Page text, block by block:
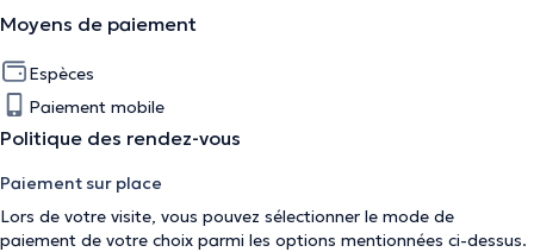
Moyens de paiement
Espèces
Paiement mobile
Politique des rendez-vous
Paiement sur place
Lors de votre visite, vous pouvez sélectionner le mode de
paiement de votre choix parmi les options mentionnées ci-dessus.